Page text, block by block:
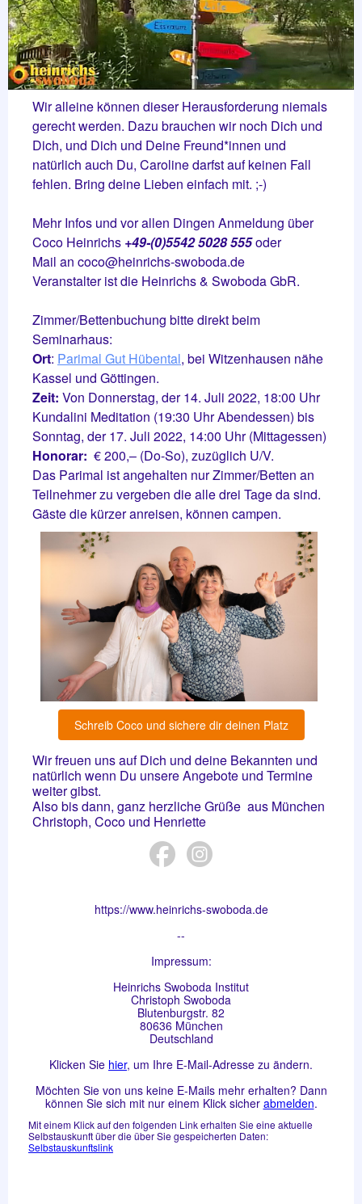
Wir alleine können dieser Herausforderung niemals
gerecht werden. Dazu brauchen wir noch Dich und
Dich, und Dich und Deine Freund*innen und
natürlich auch Du, Caroline darfst auf keinen Fall
fehlen. Bring deine Lieben einfach mit. ;-)
Mehr Infos und vor allen Dingen Anmeldung über
Coco Heinrichs +49-(0)5542 5028 555oder
Mail an coco@heinrichs-swoboda.de
Veranstalter ist die Heinrichs & Swoboda GbR.
Zimmer/Bettenbuchung bitte direkt beim
Seminarhaus:
Ort: Parimal Gut Hübental, bei Witzenhausen nähe
Kassel und Göttingen.
Zeit: Von Donnerstag, der 14. Juli 2022, 18:00 Uhr
Kundalini Meditation (19:30 Uhr Abendessen) bis
Sonntag, der 17. Juli 2022, 14:00 Uhr (Mittagessen)
Honorar: € 200,– (Do-So), zuzüglich U/V.
Das Parimal ist angehalten nur Zimmer/Betten an
Teilnehmer zu vergeben die alle drei Tage da sind.
Gäste die kürzer anreisen, können campen.
Schreib Coco und sichere dir deinen Platz
Wir freuen uns auf Dich und deine Bekannten und
natürlich wenn Du unsere Angebote und Termine
weiter gibst.
Also bis dann, ganz herzliche Grüße aus München
Christoph, Coco und Henriette
https://www.heinrichs-swoboda.de
--
Impressum:
Heinrichs Swoboda Institut
Christoph Swoboda
Blutenburgstr. 82
80636 München
Deutschland
Klicken Sie hier, um Ihre E-Mail-Adresse zu ändern.
Möchten Sie von uns keine E-Mails mehr erhalten? Dann
können Sie sich mit nur einem Klick sicher abmelden.
Mit einem Klick auf den folgenden Link erhalten Sie eine aktuelle
Selbstauskunft über die über Sie gespeicherten Daten:
Selbstauskunftslink